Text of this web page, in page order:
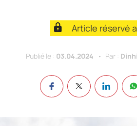
Article réservé
Publié le : 03.04.2024 Par :